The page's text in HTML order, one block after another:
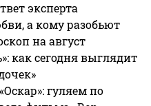
эксперта
а кому разобьют
на август
как сегодня выглядит
гуляем по